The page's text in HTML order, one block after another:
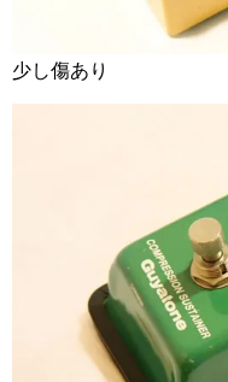
少し傷あり